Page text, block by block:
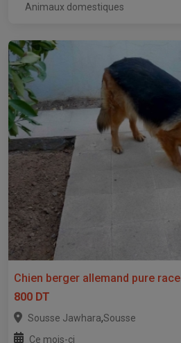
Animaux domestiques
Chien berger allemand pure race
800 DT
Sousse Jawhara,Sousse
Ce mois-ci